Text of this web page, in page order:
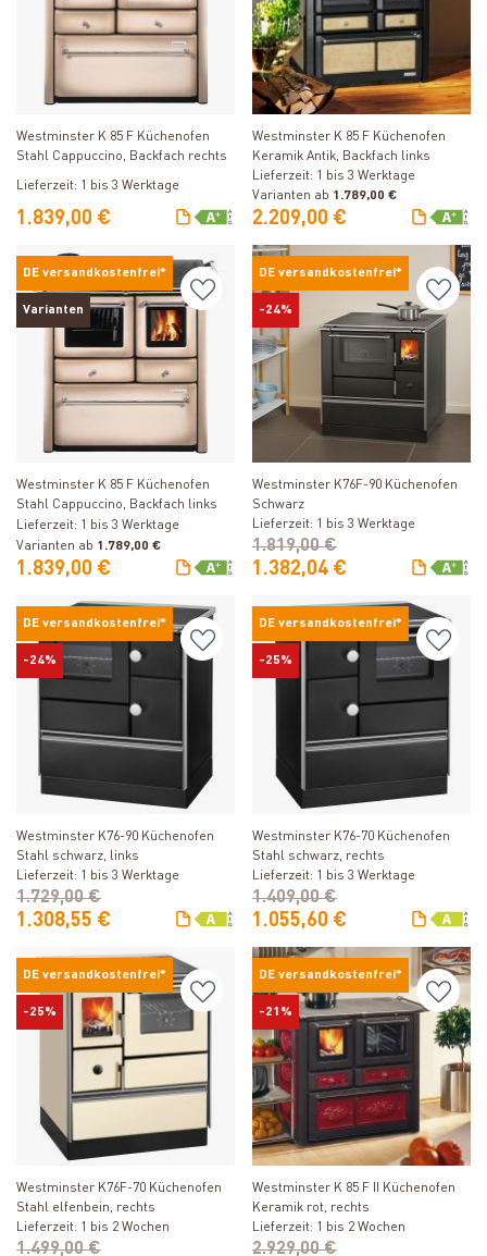
Produkt ansehen
Westminster K 85 F Küchenofen
Stahl Cappuccino, Backfach rechts
Lieferzeit: 1 bis 3 Werktage
1.839,00 €
Produkt ansehen
Westminster K 85 F Küchenofen
Keramik Antik, Backfach links
Lieferzeit: 1 bis 3 Werktage
Varianten ab 1.789,00 €
2.209,00 €
DE versandkostenfrei*
Varianten
Produkt ansehen
Westminster K 85 F Küchenofen
Stahl Cappuccino, Backfach links
Lieferzeit: 1 bis 3 Werktage
Varianten ab 1.789,00 €
1.839,00 €
DE versandkostenfrei*
-24%
Produkt ansehen
Westminster K76F-90 Küchenofen
Schwarz
Lieferzeit: 1 bis 3 Werktage
1.382,04 €
1.819,00 €
DE versandkostenfrei*
-24%
Produkt ansehen
Westminster K76-90 Küchenofen
Stahl schwarz, links
Lieferzeit: 1 bis 3 Werktage
1.308,55 €
1.729,00 €
DE versandkostenfrei*
-25%
Produkt ansehen
Westminster K76-70 Küchenofen
Stahl schwarz, rechts
Lieferzeit: 1 bis 3 Werktage
1.055,60 €
1.409,00 €
DE versandkostenfrei*
-25%
Produkt ansehen
Westminster K76F-70 Küchenofen
Stahl elfenbein, rechts
Lieferzeit: 1 bis 2 Wochen
1.499,00 €
DE versandkostenfrei*
-21%
Produkt ansehen
Westminster K 85 F II Küchenofen
Keramik rot, rechts
Lieferzeit: 1 bis 2 Wochen
2.929,00 €